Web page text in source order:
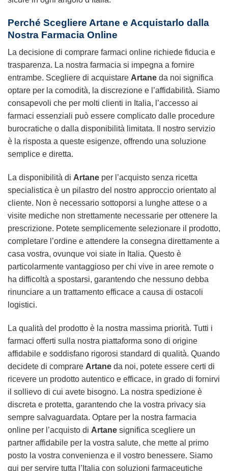
Perché Scegliere Artane e Acquistarlo dalla
Nostra Farmacia Online
La decisione di comprare farmaci online richiede fiducia e
trasparenza. La nostra farmacia si impegna a fornire
entrambe. Scegliere di acquistare Artane da noi significa
optare per la comodità, la discrezione e l’affidabilità. Siamo
consapevoli che per molti clienti in Italia, l’accesso ai
farmaci essenziali può essere complicato dalle procedure
burocratiche o dalla disponibilità limitata. Il nostro servizio
è la risposta a queste esigenze, offrendo una soluzione
semplice e diretta.
La disponibilità di Artane per l’acquisto senza ricetta
specialistica è un pilastro del nostro approccio orientato al
cliente. Non è necessario sottoporsi a lunghe attese o a
visite mediche non strettamente necessarie per ottenere la
prescrizione. Potete semplicemente selezionare il prodotto,
completare l’ordine e attendere la consegna direttamente a
casa vostra, ovunque voi siate in Italia. Questo è
particolarmente vantaggioso per chi vive in aree remote o
ha difficoltà a spostarsi, garantendo che nessuno debba
rinunciare a un trattamento efficace a causa di ostacoli
logistici.
La qualità del prodotto è la nostra massima priorità. Tutti i
farmaci offerti sulla nostra piattaforma sono di origine
affidabile e soddisfano rigorosi standard di qualità. Quando
decidete di comprare Artane da noi, potete essere certi di
ricevere un prodotto autentico e efficace, in grado di fornirvi
il sollievo di cui avete bisogno. La nostra spedizione è
discreta e protetta, garantendo che la vostra privacy sia
sempre salvaguardata. Optare per la nostra farmacia
online per l’acquisto di Artane significa scegliere un
partner affidabile per la vostra salute, che mette al primo
posto la vostra convenienza e il vostro benessere. Siamo
qui per servire tutta l’Italia con soluzioni farmaceutiche